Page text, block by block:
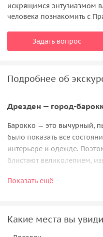
искрящимся энтузиазмом
человека познакомить с
Задать вопрос
Подробнее об
Дрезден — город-
Барокко — это вычурный,
было показать все
интерьере и одежде.
блистают великолепием,
Барокко — время
очаровательной мадам
Показать ещё
Какие места вы